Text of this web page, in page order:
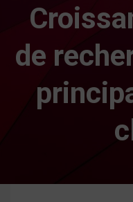
de